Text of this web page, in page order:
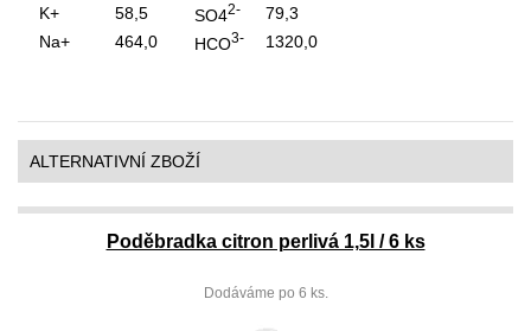
K+
58,5 SO42-
79,3
Na+
464,0 HCO3- 1320,0
ALTERNATIVNÍ ZBOŽÍ
Poděbradka citron perlivá 1,5l / 6 ks
Dodáváme po 6 ks.